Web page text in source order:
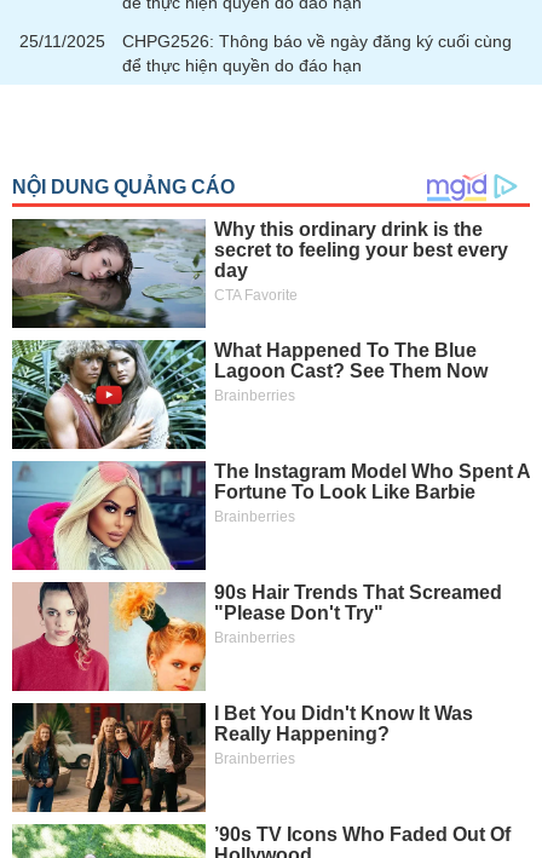
25/11/2025
CHPG2526: Thông báo về ngày đăng ký cuối cùng
để thực hiện quyền do đáo hạn